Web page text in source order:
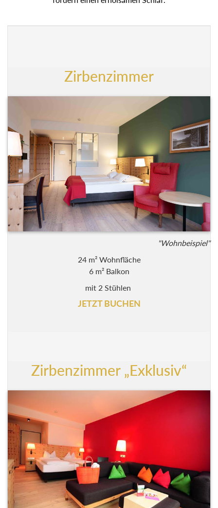
Zirbenzimmer
"Wohnbeispiel"
24 m² Wohnfläche
6 m² Balkon
mit 2 Stühlen
JETZT BUCHEN
Zirbenzimmer „Exklusiv“